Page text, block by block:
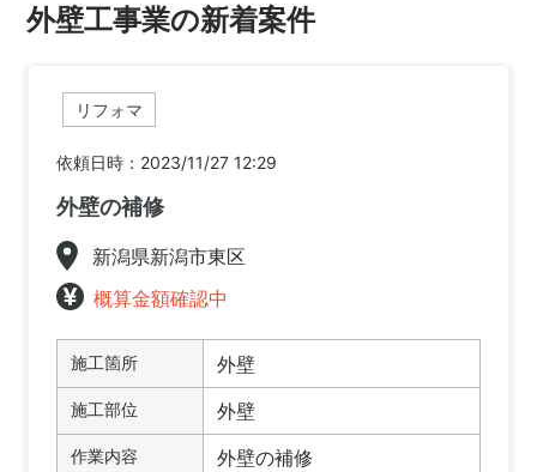
外壁工事業の新着案件
リフォマ
依頼日時：2023/11/27 12:29
外壁の補修
新潟県新潟市東区
概算金額確認中
施工箇所 外壁
施工部位 外壁
作業内容 外壁の補修